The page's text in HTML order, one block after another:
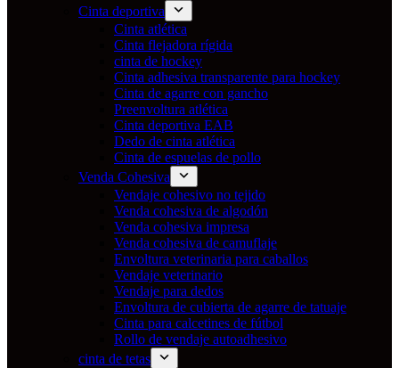
Cinta deportiva
Cinta atlética
Cinta flejadora rígida
cinta de hockey
Cinta adhesiva transparente para hockey
Cinta de agarre con gancho
Preenvoltura atlética
Cinta deportiva EAB
Dedo de cinta atlética
Cinta de espuelas de pollo
Venda Cohesiva
Vendaje cohesivo no tejido
Venda cohesiva de algodón
Venda cohesiva impresa
Venda cohesiva de camuflaje
Envoltura veterinaria para caballos
Vendaje veterinario
Vendaje para dedos
Envoltura de cubierta de agarre de tatuaje
Cinta para calcetines de fútbol
Rollo de vendaje autoadhesivo
cinta de tetas